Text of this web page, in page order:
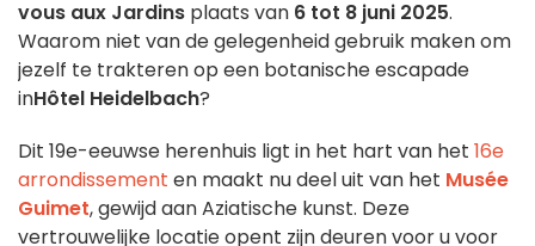
vous aux Jardins plaats van 6 tot 8 juni 2025.
Waarom niet van de gelegenheid gebruik maken om
jezelf te trakteren op een botanische escapade
inHôtel Heidelbach?
Dit 19e-eeuwse herenhuis ligt in het hart van het 16e
arrondissement en maakt nu deel uit van het Musée
Guimet, gewijd aan Aziatische kunst. Deze
vertrouwelijke locatie opent zijn deuren voor u voor